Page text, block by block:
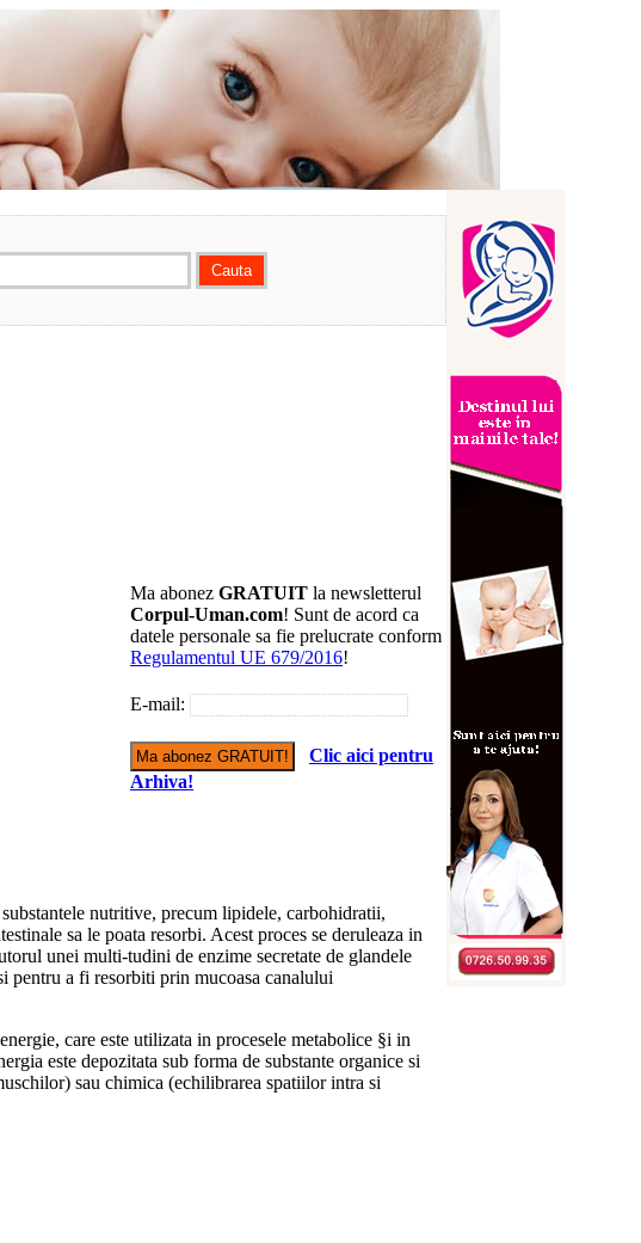
Ma abonez GRATUIT la newsletterul
Corpul-Uman.com! Sunt de acord ca
datele personale sa fie prelucrate conform
Regulamentul UE 679/2016!
E-mail:
Clic aici pentru
Arhiva!
nutritive, precum lipidele, carbohidratii,
sa le poata resorbi. Acest proces se deruleaza in
unei multi-tudini de enzime secretate de glandele
pentru a fi resorbiti prin mucoasa canalului
care este utilizata in procesele metabolice §i in
este depozitata sub forma de substante organice si
sau chimica (echilibrarea spatiilor intra si